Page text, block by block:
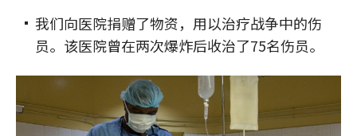
我们向医院捐赠了物资，用以治疗战争中的伤
员。该医院曾在两次爆炸后收治了75名伤员。